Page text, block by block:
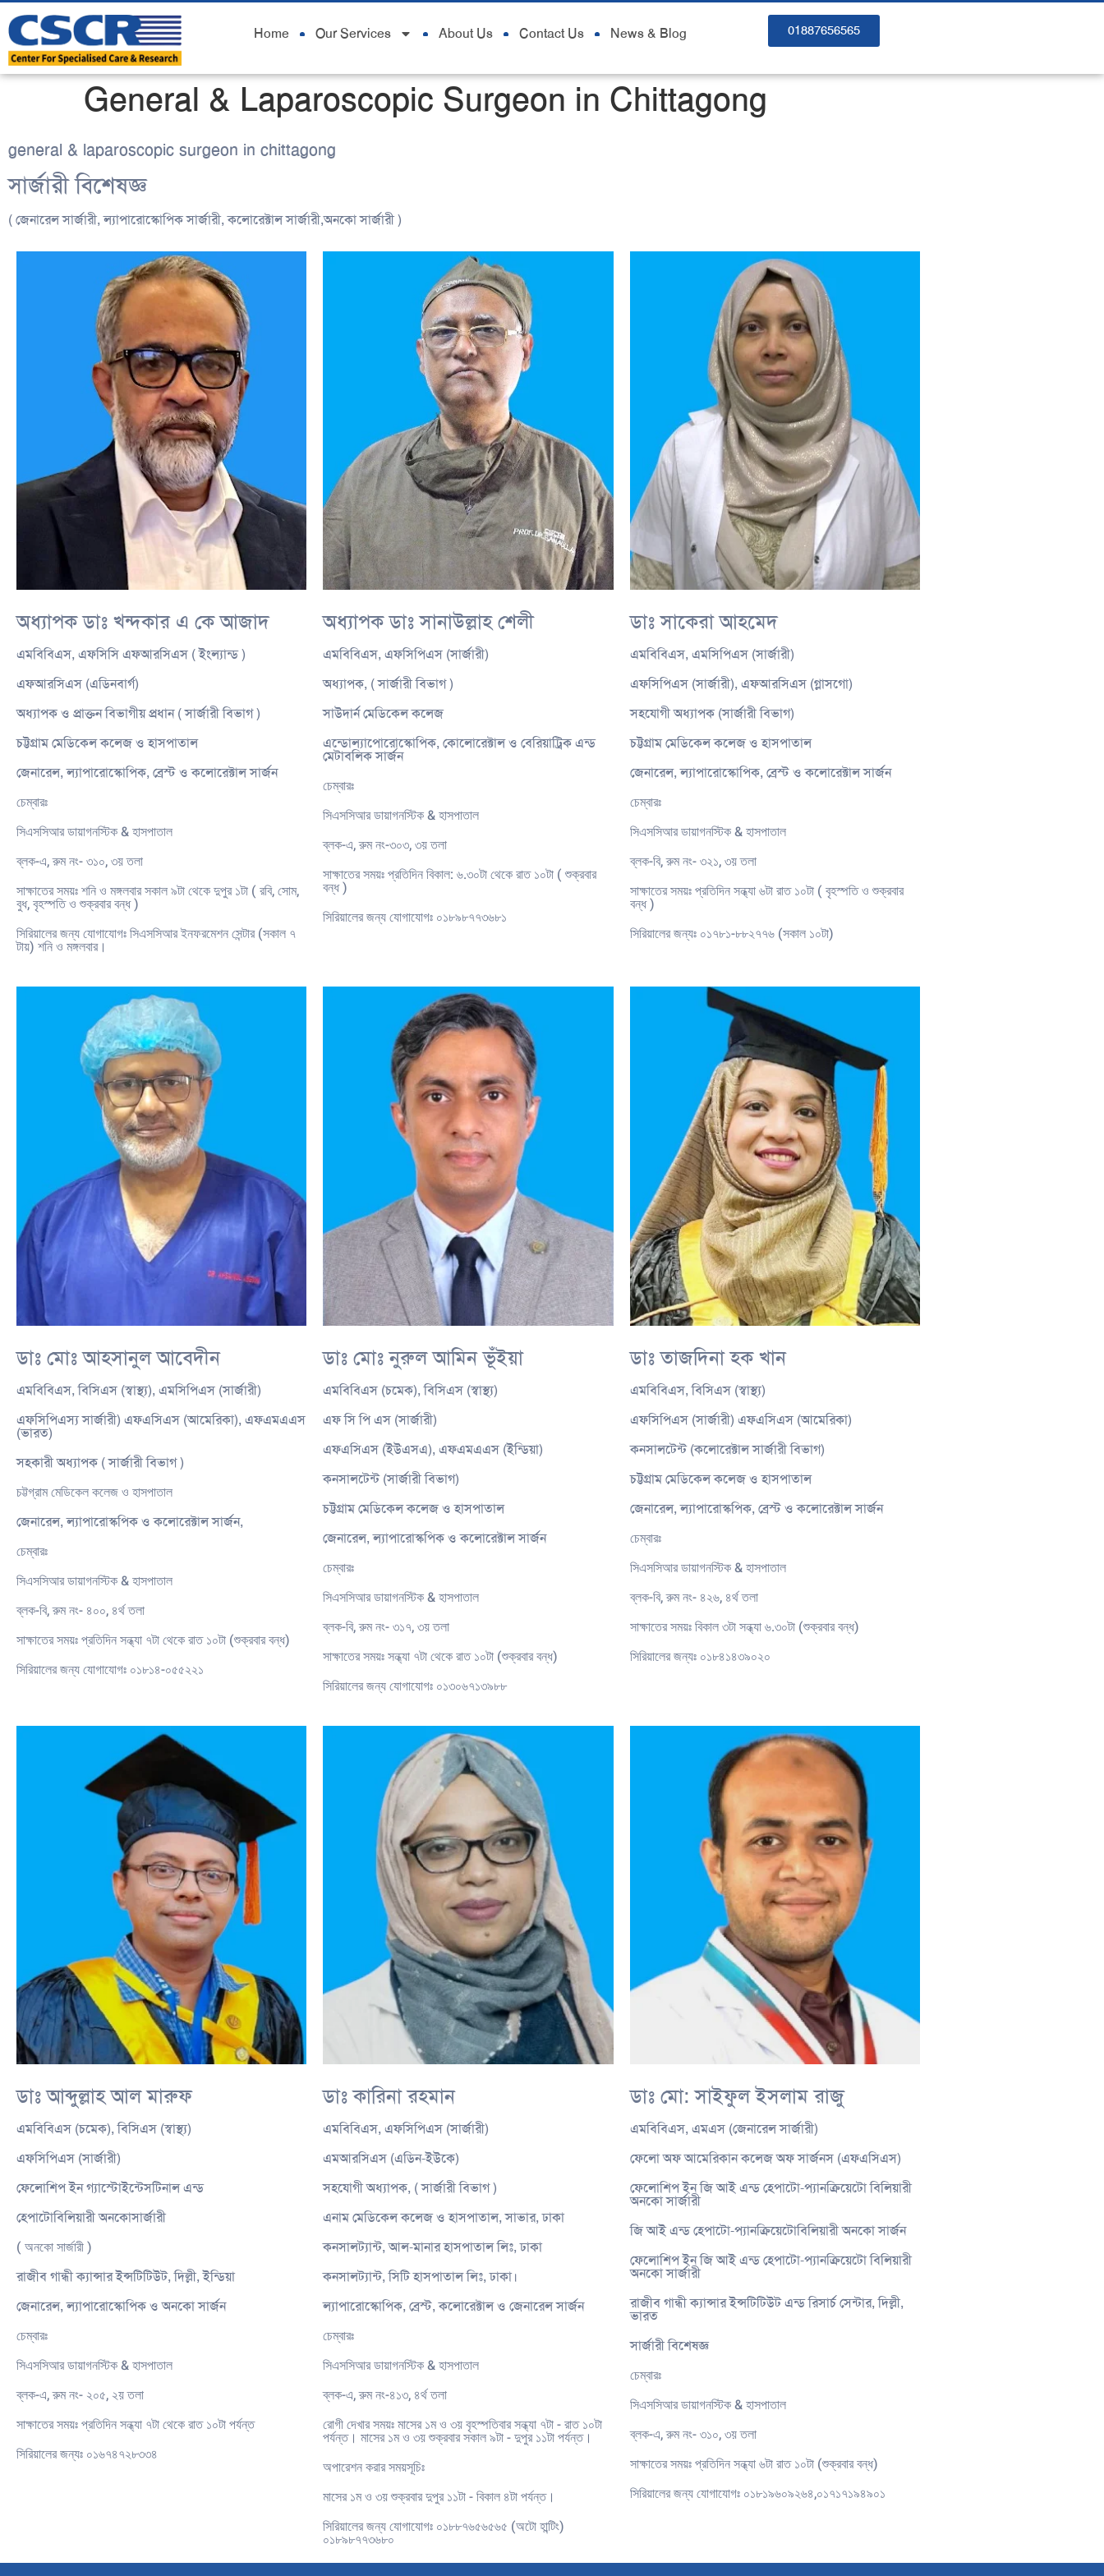
Home Our Services About Us Contact Us News & Blog 01887656565
General & Laparoscopic Surgeon in Chittagong
general & laparoscopic surgeon in chittagong
সার্জারী বিশেষজ্ঞ
( জেনারেল সার্জারী, ল্যাপারোস্কোপিক সার্জারী, কলোরেক্টাল সার্জারী,অনকো সার্জারী )
অধ্যাপক ডাঃ খন্দকার এ কে আজাদ
এমবিবিএস, এফসিসি এফআরসিএস ( ইংল্যান্ড )
এফআরসিএস (এডিনবার্গ)
অধ্যাপক ও প্রাক্তন বিভাগীয় প্রধান ( সার্জারী বিভাগ )
চট্টগ্রাম মেডিকেল কলেজ ও হাসপাতাল
জেনারেল, ল্যাপারোস্কোপিক, ব্রেস্ট ও কলোরেক্টাল সার্জন
চেম্বারঃ
সিএসসিআর ডায়াগনস্টিক & হাসপাতাল
ব্লক-এ, রুম নং- ৩১০, ৩য় তলা
সাক্ষাতের সময়ঃ শনি ও মঙ্গলবার সকাল ৯টা থেকে দুপুর ১টা ( রবি, সোম,
বুধ, বৃহস্পতি ও শুক্রবার বন্ধ )
সিরিয়ালের জন্য যোগাযোগঃ সিএসসিআর ইনফরমেশন সেন্টার (সকাল ৭
টায়) শনি ও মঙ্গলবার।
অধ্যাপক ডাঃ সানাউল্লাহ শেলী
এমবিবিএস, এফসিপিএস (সার্জারী)
অধ্যাপক, ( সার্জারী বিভাগ )
সাউদার্ন মেডিকেল কলেজ
এন্ডোল্যাপােরোস্কোপিক, কোলোরেক্টাল ও বেরিয়াট্রিক এন্ড
মেটাবলিক সার্জন
চেম্বারঃ
সিএসসিআর ডায়াগনস্টিক & হাসপাতাল
ব্লক-এ, রুম নং-৩০৩, ৩য় তলা
সাক্ষাতের সময়ঃ প্রতিদিন বিকাল: ৬.৩০টা থেকে রাত ১০টা ( শুক্রবার
বন্ধ )
সিরিয়ালের জন্য যোগাযোগঃ ০১৮৯৮৭৭৩৬৮১
ডাঃ সাকেরা আহমেদ
এমবিবিএস, এমসিপিএস (সার্জারী)
এফসিপিএস (সার্জারী), এফআরসিএস (গ্লাসগো)
সহযোগী অধ্যাপক (সার্জারী বিভাগ)
চট্টগ্রাম মেডিকেল কলেজ ও হাসপাতাল
জেনারেল, ল্যাপারোস্কোপিক, ব্রেস্ট ও কলোরেক্টাল সার্জন
চেম্বারঃ
সিএসসিআর ডায়াগনস্টিক & হাসপাতাল
ব্লক-বি, রুম নং- ৩২১, ৩য় তলা
সাক্ষাতের সময়ঃ প্রতিদিন সন্ধ্যা ৬টা রাত ১০টা ( বৃহস্পতি ও শুক্রবার
বন্ধ )
সিরিয়ালের জন্যঃ ০১৭৮১-৮৮২৭৭৬ (সকাল ১০টা)
ডাঃ মোঃ আহসানুল আবেদীন
এমবিবিএস, বিসিএস (স্বাস্থ্য), এমসিপিএস (সার্জারী)
এফসিপিএস্য সার্জারী) এফএসিএস (আমেরিকা), এফএমএএস
(ভারত)
সহকারী অধ্যাপক ( সার্জারী বিভাগ )
চট্টগ্রাম মেডিকেল কলেজ ও হাসপাতাল
জেনারেল, ল্যাপারোস্কপিক ও কলোরেক্টাল সার্জন,
চেম্বারঃ
সিএসসিআর ডায়াগনস্টিক & হাসপাতাল
ব্লক-বি, রুম নং- ৪০০, ৪র্থ তলা
সাক্ষাতের সময়ঃ প্রতিদিন সন্ধ্যা ৭টা থেকে রাত ১০টা (শুক্রবার বন্ধ)
সিরিয়ালের জন্য যোগাযোগঃ ০১৮১৪-০৫৫২২১
ডাঃ মোঃ নুরুল আমিন ভূঁইয়া
এমবিবিএস (চমেক), বিসিএস (স্বাস্থ্য)
এফ সি পি এস (সার্জারী)
এফএসিএস (ইউএসএ), এফএমএএস (ইন্ডিয়া)
কনসালটেন্ট (সার্জারী বিভাগ)
চট্টগ্রাম মেডিকেল কলেজ ও হাসপাতাল
জেনারেল, ল্যাপারোস্কপিক ও কলোরেক্টাল সার্জন
চেম্বারঃ
সিএসসিআর ডায়াগনস্টিক & হাসপাতাল
ব্লক-বি, রুম নং- ৩১৭, ৩য় তলা
সাক্ষাতের সময়ঃ সন্ধ্যা ৭টা থেকে রাত ১০টা (শুক্রবার বন্ধ)
সিরিয়ালের জন্য যোগাযোগঃ ০১৩০৬৭১৩৯৮৮
ডাঃ তাজদিনা হক খান
এমবিবিএস, বিসিএস (স্বাস্থ্য)
এফসিপিএস (সার্জারী) এফএসিএস (আমেরিকা)
কনসালটেন্ট (কলোরেক্টাল সার্জারী বিভাগ)
চট্টগ্রাম মেডিকেল কলেজ ও হাসপাতাল
জেনারেল, ল্যাপারোস্কপিক, ব্রেস্ট ও কলোরেক্টাল সার্জন
চেম্বারঃ
সিএসসিআর ডায়াগনস্টিক & হাসপাতাল
ব্লক-বি, রুম নং- ৪২৬, ৪র্থ তলা
সাক্ষাতের সময়ঃ বিকাল ৩টা সন্ধ্যা ৬.৩০টা (শুক্রবার বন্ধ)
সিরিয়ালের জন্যঃ ০১৮৪১৪৩৯০২০
ডাঃ আব্দুল্লাহ আল মারুফ
এমবিবিএস (চমেক), বিসিএস (স্বাস্থ্য)
এফসিপিএস (সার্জারী)
ফেলোশিপ ইন গ্যাস্টোইন্টেসটিনাল এন্ড
হেপাটোবিলিয়ারী অনকোসার্জারী
( অনকো সার্জারী )
রাজীব গান্ধী ক্যান্সার ইন্সটিটিউট, দিল্লী, ইন্ডিয়া
জেনারেল, ল্যাপারোস্কোপিক ও অনকো সার্জন
চেম্বারঃ
সিএসসিআর ডায়াগনস্টিক & হাসপাতাল
ব্লক-এ, রুম নং- ২০৫, ২য় তলা
সাক্ষাতের সময়ঃ প্রতিদিন সন্ধ্যা ৭টা থেকে রাত ১০টা পর্যন্ত
সিরিয়ালের জন্যঃ ০১৬৭৪৭২৮৩৩৪
ডাঃ কারিনা রহমান
এমবিবিএস, এফসিপিএস (সার্জারী)
এমআরসিএস (এডিন-ইউকে)
সহযোগী অধ্যাপক, ( সার্জারী বিভাগ )
এনাম মেডিকেল কলেজ ও হাসপাতাল, সাভার, ঢাকা
কনসালট্যান্ট, আল-মানার হাসপাতাল লিঃ, ঢাকা
কনসালট্যান্ট, সিটি হাসপাতাল লিঃ, ঢাকা।
ল্যাপারোস্কোপিক, ব্রেস্ট, কলোরেক্টাল ও জেনারেল সার্জন
চেম্বারঃ
সিএসসিআর ডায়াগনস্টিক & হাসপাতাল
ব্লক-এ, রুম নং-৪১৩, ৪র্থ তলা
রোগী দেখার সময়ঃ মাসের ১ম ও ৩য় বৃহস্পতিবার সন্ধ্যা ৭টা - রাত ১০টা
পর্যন্ত। মাসের ১ম ও ৩য় শুক্রবার সকাল ৯টা - দুপুর ১১টা পর্যন্ত।
অপারেশন করার সময়সূচিঃ
মাসের ১ম ও ৩য় শুক্রবার দুপুর ১১টা - বিকাল ৪টা পর্যন্ত।
সিরিয়ালের জন্য যোগাযোগঃ ০১৮৮৭৬৫৬৫৬৫ (অটো হান্টিং)
০১৮৯৮৭৭৩৬৮০
ডাঃ মো: সাইফুল ইসলাম রাজু
এমবিবিএস, এমএস (জেনারেল সার্জারী)
ফেলো অফ আমেরিকান কলেজ অফ সার্জনস (এফএসিএস)
ফেলোশিপ ইন জি আই এন্ড হেপাটো-প্যানক্রিয়েটো বিলিয়ারী
অনকো সার্জারী
জি আই এন্ড হেপাটো-প্যানক্রিয়েটোবিলিয়ারী অনকো সার্জন
ফেলোশিপ ইন জি আই এন্ড হেপাটো-প্যানক্রিয়েটো বিলিয়ারী
অনকো সার্জারী
রাজীব গান্ধী ক্যান্সার ইন্সটিটিউট এন্ড রিসার্চ সেন্টার, দিল্লী,
ভারত
সার্জারী বিশেষজ্ঞ
চেম্বারঃ
সিএসসিআর ডায়াগনস্টিক & হাসপাতাল
ব্লক-এ, রুম নং- ৩১০, ৩য় তলা
সাক্ষাতের সময়ঃ প্রতিদিন সন্ধ্যা ৬টা রাত ১০টা (শুক্রবার বন্ধ)
সিরিয়ালের জন্য যোগাযোগঃ ০১৮১৯৬০৯২৬৪,০১৭১৭১৯৪৯০১